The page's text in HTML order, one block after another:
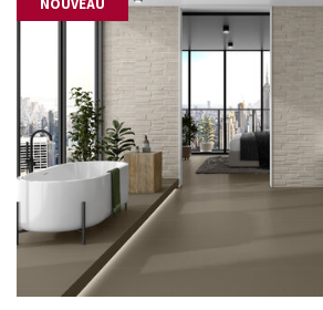
NOUVEAU